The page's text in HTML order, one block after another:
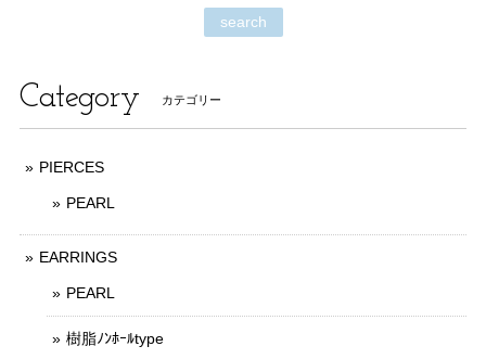
search
Category カテゴリー
PIERCES
PEARL
EARRINGS
PEARL
樹脂ﾉﾝﾎｰﾙtype